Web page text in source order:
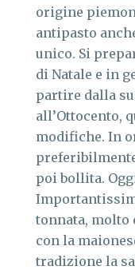
origine
antipasto
unico. Si
di Natale e in
partire dalla
all’Ottocento,
modifiche. In
poi bollita.
tonnata, molto
con la
tradizione la